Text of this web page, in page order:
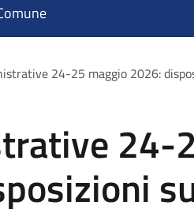
24-25 maggio 2026:
24-